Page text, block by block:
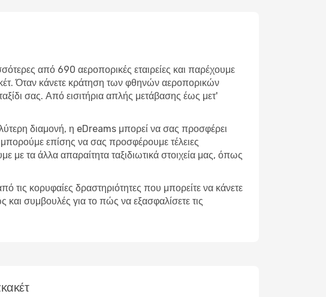
από 690 αεροπορικές εταιρείες και παρέχουμε
Όταν κάνετε κράτηση των φθηνών αεροπορικών
σας. Από εισιτήρια απλής μετάβασης έως μετ'
διαμονή, η eDreams μπορεί να σας προσφέρει
επίσης να σας προσφέρουμε τέλειες
τα άλλα απαραίτητα ταξιδιωτικά στοιχεία μας, όπως
τις κορυφαίες δραστηριότητες που μπορείτε να κάνετε
συμβουλές για το πώς να εξασφαλίσετε τις